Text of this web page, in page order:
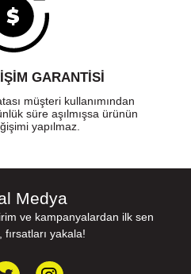
GARANTİSİ
müşteri kullanımından
süre aşılmışsa ürünün
yapılmaz.
Medya
ve kampanyalardan ilk sen
yakala!